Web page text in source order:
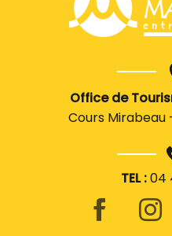
Office de
Cours Mirabeau
TEL :04